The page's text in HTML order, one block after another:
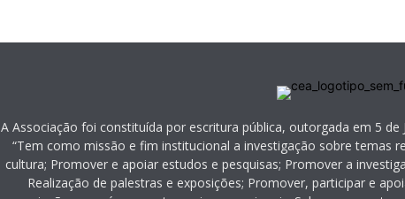
A Associação foi constituída por escritura pública, outorgada em 5
“Tem como missão e fim institucional a investigação sobre temas
cultura; Promover e apoiar estudos e pesquisas; Promover a
Realização de palestras e exposições; Promover, participar e